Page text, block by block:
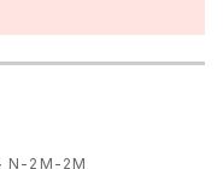
N-2M-2M